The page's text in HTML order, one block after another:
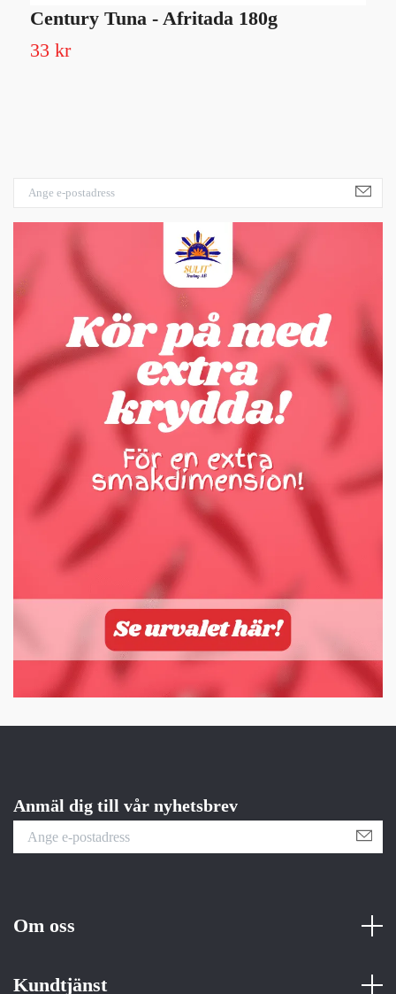
Century Tuna - Afritada 180g
33 kr
Anmäl dig till vår nyhetsbrev
Om oss
Kundtjänst